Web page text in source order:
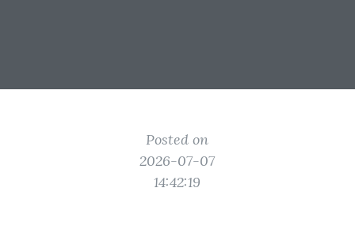
Posted on
2026-07-07
14:42:19